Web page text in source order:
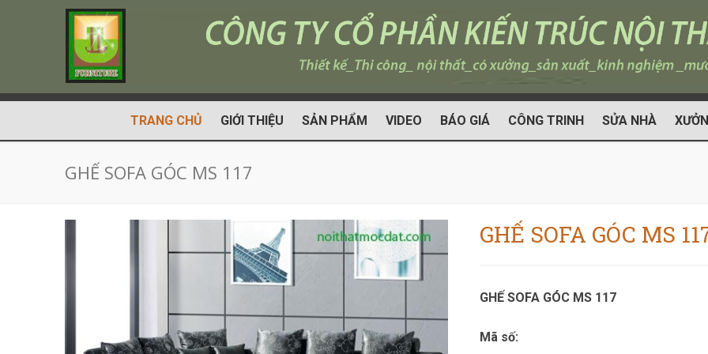
TRANG CHỦ GIỚI THIỆU SẢN PHẨM VIDEO BÁO GIÁ CÔNG TRINH SỬA NHÀ
GHẾ SOFA GÓC MS 117
GHẾ SOFA GÓC MS
GHẾ SOFA GÓC MS 117
Mã số: